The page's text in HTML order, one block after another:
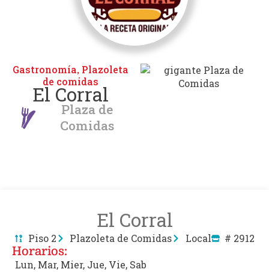
Gastronomía, Plazoleta
de comidas
El Corral
Plaza de
Comidas
El Corral
Piso 2 Plazoleta de Comidas Local # 2912
Horarios:
Lun, Mar, Mier, Jue, Vie, Sab